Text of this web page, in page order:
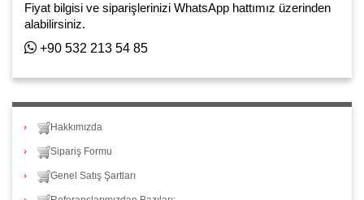
Fiyat bilgisi ve siparişlerinizi WhatsApp hattımız üzerinden
alabilirsiniz.
+90 532 213 54 85
Hakkımızda
Sipariş Formu
Genel Satış Şartları